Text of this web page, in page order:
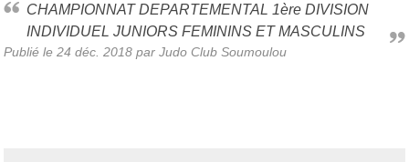
CHAMPIONNAT DEPARTEMENTAL 1ère DIVISION
INDIVIDUEL JUNIORS FEMININS ET MASCULINS
Publié le 24 déc. 2018 par Judo Club Soumoulou